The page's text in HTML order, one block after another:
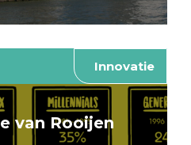
Innovatie
van Rooijen